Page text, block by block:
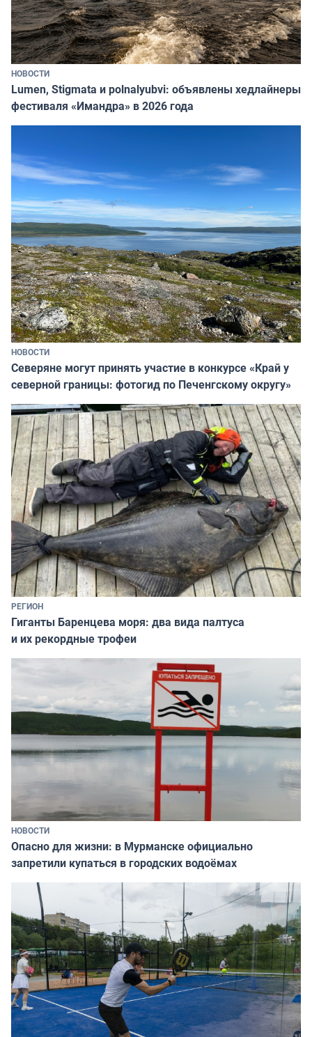
НОВОСТИ
Lumen, Stigmata и polnalyubvi: объявлены хедлайнеры
фестиваля «Имандра» в 2026 года
НОВОСТИ
Северяне могут принять участие в конкурсе «Край у
северной границы: фотогид по Печенгскому округу»
РЕГИОН
Гиганты Баренцева моря: два вида палтуса
и их рекордные трофеи
НОВОСТИ
Опасно для жизни: в Мурманске официально
запретили купаться в городских водоёмах